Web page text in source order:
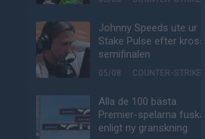
Johnny Speeds ute ur
Stake Pulse efter kross i
semifinalen
05/08 COUNTER-STRIKE
Alla de 100 bästa
Premier-spelarna fuskar
enligt ny granskning